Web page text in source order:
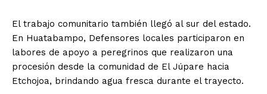
El trabajo comunitario también llegó al sur del estado.
En Huatabampo, Defensores locales participaron en
labores de apoyo a peregrinos que realizaron una
procesión desde la comunidad de El Júpare hacia
Etchojoa, brindando agua fresca durante el trayecto.